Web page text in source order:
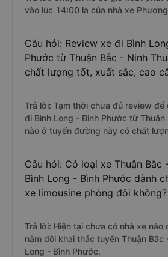
vào lúc 14:00 là của nhà xe
Câu hỏi: Review xe đi Bình
Phước từ Thuận Bắc - Ninh
chất lượng tốt, xuất sắc, cao
Trả lời: Tạm thời chưa đủ review để
đi Bình Long - Bình Phước từ Thuận
nào ở tuyến đường này có chất
Câu hỏi: Có loại xe Thuận Bắc
Bình Long - Bình Phước dành
xe limousine phòng đôi không?
Trả lời: Hiện tại chưa có nhà xe nào
nằm đôi khai thác tuyến Thuận Bắc
Long - Bình Phước.